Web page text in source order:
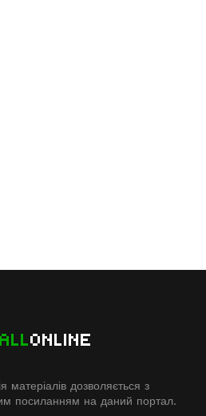
ONLINE
матеріалів дозволяється з
посиланням на даний портал.